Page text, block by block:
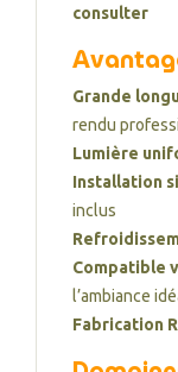
consulter
Grande
rendu
Lumière
Installation
inclus
Compatible
l’ambiance
Fabrication